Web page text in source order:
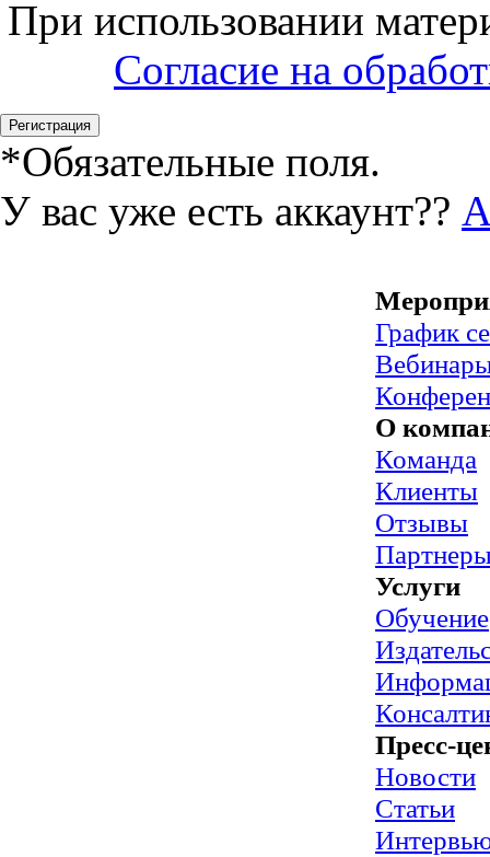
При использовании
Согласие на
*Обязательные поля.
У вас уже есть аккаунт??
График
О
Команда
Клиенты
Отзывы
Услуги
Обучение
Пресс-
Новости
Статьи